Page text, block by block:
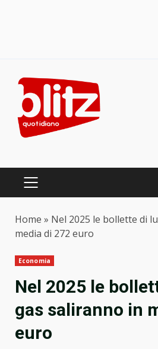
content
PRIMARY
Home » Nel 2025 le bollette di
media di 272 euro
Economia
Nel 2025 le
gas saliranno in
euro